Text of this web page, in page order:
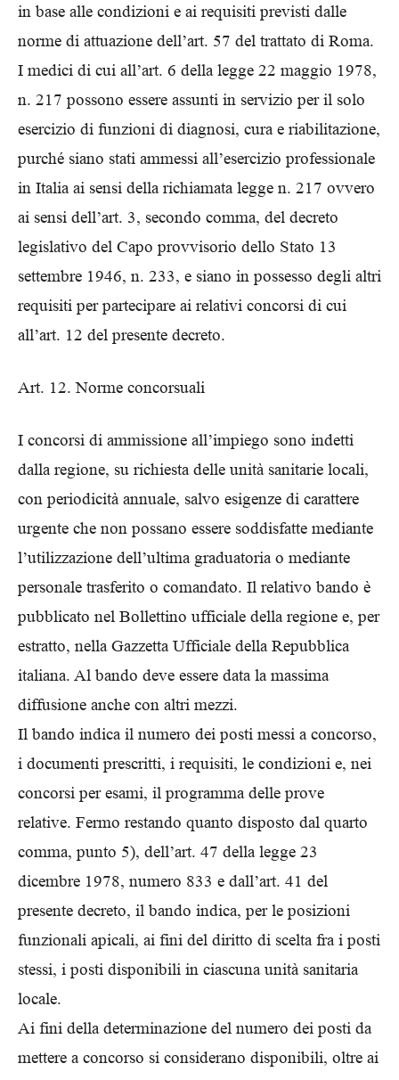
in base alle condizioni e ai requisiti previsti dalle
norme di attuazione dell’art. 57 del trattato di Roma.
I medici di cui all’art. 6 della legge 22 maggio 1978,
n. 217 possono essere assunti in servizio per il solo
esercizio di funzioni di diagnosi, cura e riabilitazione,
purché siano stati ammessi all’esercizio professionale
in Italia ai sensi della richiamata legge n. 217 ovvero
ai sensi dell’art. 3, secondo comma, del decreto
legislativo del Capo provvisorio dello Stato 13
settembre 1946, n. 233, e siano in possesso degli altri
requisiti per partecipare ai relativi concorsi di cui
all’art. 12 del presente decreto.
Art. 12. Norme concorsuali
I concorsi di ammissione all’impiego sono indetti
dalla regione, su richiesta delle unità sanitarie locali,
con periodicità annuale, salvo esigenze di carattere
urgente che non possano essere soddisfatte mediante
l’utilizzazione dell’ultima graduatoria o mediante
personale trasferito o comandato. Il relativo bando è
pubblicato nel Bollettino ufficiale della regione e, per
estratto, nella Gazzetta Ufficiale della Repubblica
italiana. Al bando deve essere data la massima
diffusione anche con altri mezzi.
Il bando indica il numero dei posti messi a concorso,
i documenti prescritti, i requisiti, le condizioni e, nei
concorsi per esami, il programma delle prove
relative. Fermo restando quanto disposto dal quarto
comma, punto 5), dell’art. 47 della legge 23
dicembre 1978, numero 833 e dall’art. 41 del
presente decreto, il bando indica, per le posizioni
funzionali apicali, ai fini del diritto di scelta fra i posti
stessi, i posti disponibili in ciascuna unità sanitaria
locale.
Ai fini della determinazione del numero dei posti da
mettere a concorso si considerano disponibili, oltre ai